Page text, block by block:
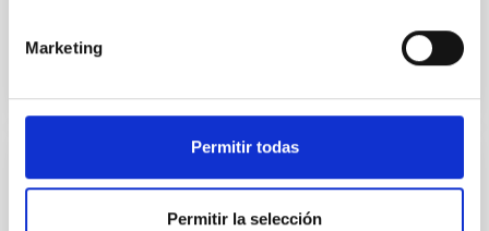
Marketing
Permitir todas
Permitir la selección
Automatic positioners
Dentro del laboratorio de óptica existen diferentes